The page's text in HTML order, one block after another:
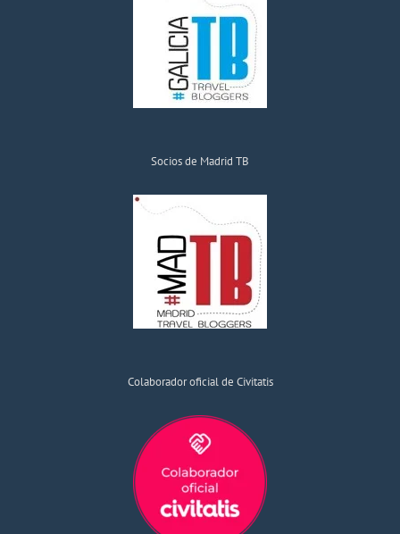
Socios de Madrid TB
Colaborador oficial de Civitatis